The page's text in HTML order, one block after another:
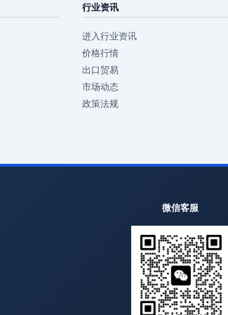
行业资讯
进入行业资讯
价格行情
出口贸易
市场动态
政策法规
微信客服